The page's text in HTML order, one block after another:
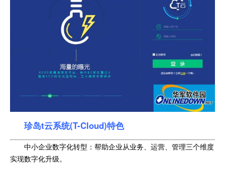
珍岛t云系统(T-Cloud)特色
中小企业数字化转型：帮助企业从业务、运营、管理三个维度
实现数字化升级。